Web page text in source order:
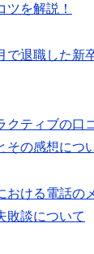
ツを解説！
で退職した新
クティブの口
その感想につ
おける電話の
敗談について